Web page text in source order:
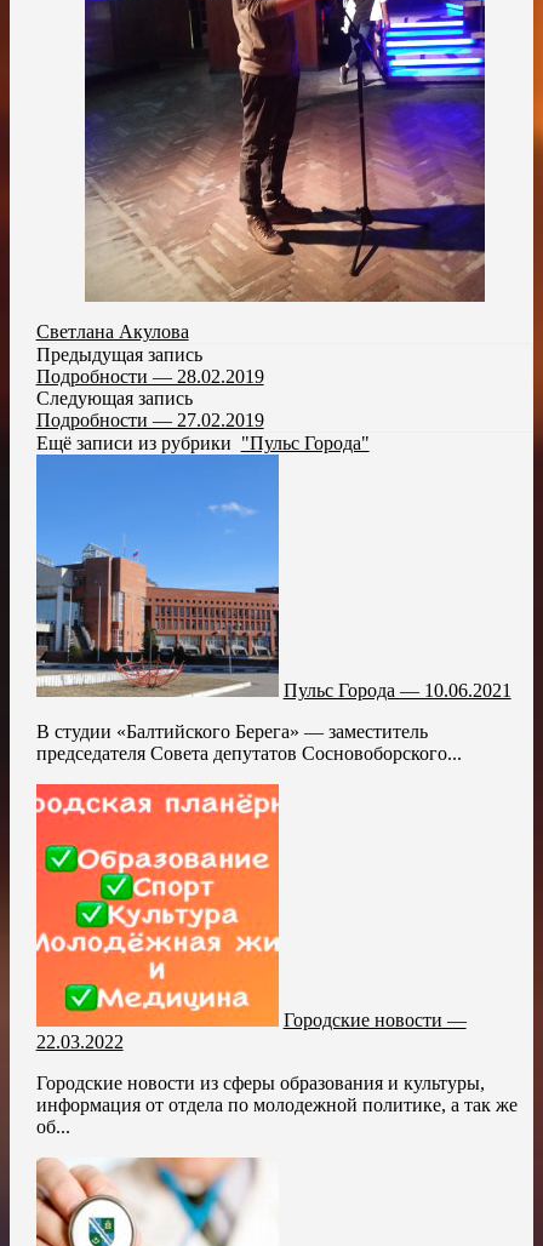
Светлана Акулова
Предыдущая запись
Подробности — 28.02.2019
Следующая запись
Подробности — 27.02.2019
Ещё записи из рубрики "Пульс Города"
Пульс Города — 10.06.2021
В студии «Балтийского Берега» — заместитель
председателя Совета депутатов Сосновоборского...
Городские новости —
22.03.2022
Городские новости из сферы образования и культуры,
информация от отдела по молодежной политике, а так же
об...